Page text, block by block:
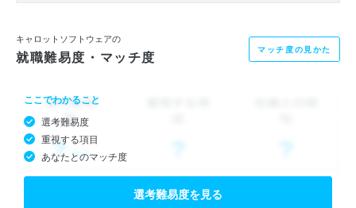
キャロットソフトウェアの
就職難易度・マッチ度 マッチ度の見かた
ここでわかること
選考難易度
重視する項目
あなたとのマッチ度
選考難易度を見る